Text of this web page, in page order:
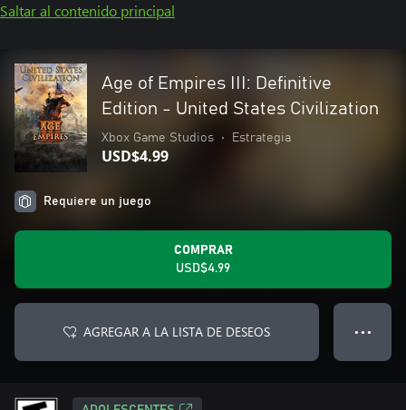
Saltar al contenido principal
Age of Empires III: Definitive
Edition - United States Civilization
Xbox Game Studios • Estrategia
USD$4.99
Requiere un juego
COMPRAR
USD$4.99
AGREGAR A LA LISTA DE DESEOS ● ● ●